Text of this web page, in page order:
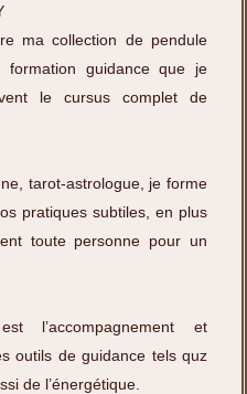
ma collection de pendule
formation guidance que je
le cursus complet de
tarot-astrologue, je forme
pratiques subtiles, en plus
toute personne pour un
l’accompagnement et
outils de guidance tels quz
de l’énergétique.